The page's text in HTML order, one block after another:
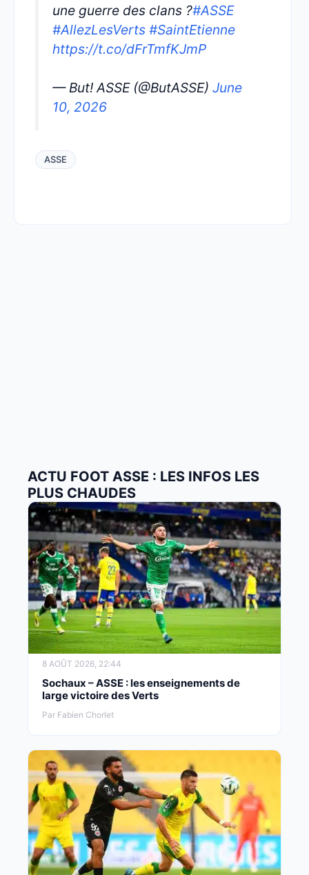
une guerre des clans ?#ASSE
#AllezLesVerts #SaintEtienne
https://t.co/dFrTmfKJmP
— But! ASSE (@ButASSE) June
10, 2026
ASSE
ACTU FOOT ASSE : LES INFOS LES
PLUS CHAUDES
8 AOÛT 2026, 22:44
Sochaux – ASSE : les enseignements de
large victoire des Verts
Par Fabien Chorlet